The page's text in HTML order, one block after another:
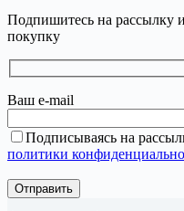
Подпишитесь на рассылку
покупку
Ваш e-mail
Подписываясь на
политики